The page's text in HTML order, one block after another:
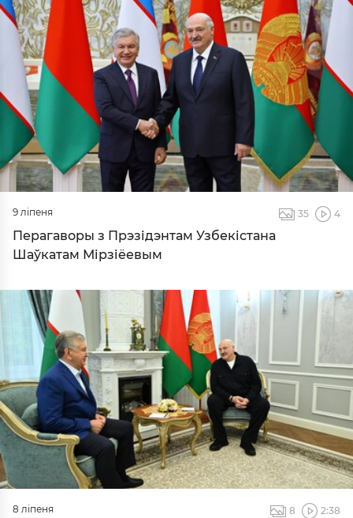
Іншыя падзеі
9 ліпеня 35 4
Перагаворы з Прэзідэнтам Узбекістана
Шаўкатам Мірзіёевым
8 ліпеня 8 2:38